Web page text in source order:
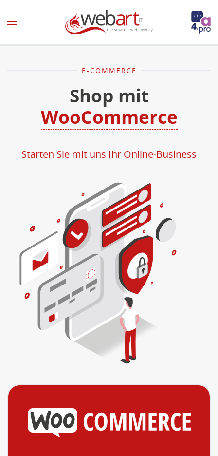
Zum Hauptinhalt springen
E-COMMERCE
Shop mit
WooCommerce
Starten Sie mit uns Ihr Online-Business